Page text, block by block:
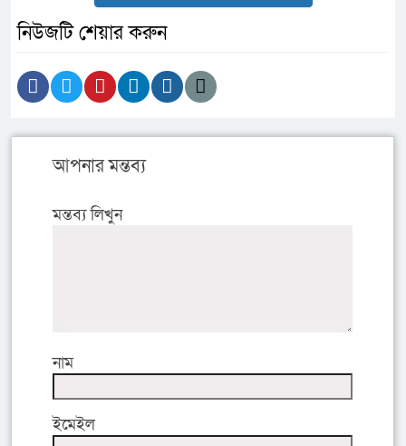
নিউজটি শেয়ার করুন
আপনার মন্তব্য
মন্তব্য লিখুন
নাম
ইমেইল